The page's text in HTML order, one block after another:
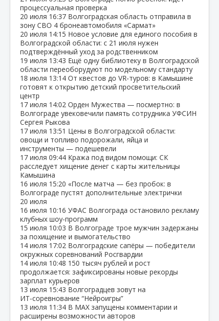
процессуальная проверка
20 июля 16:37 Волгоградская область отправила в
зону СВО 4 бронеавтомобиля «Сармат»
20 июля 14:15 Новое условие для единого пособия в
Волгоградской области: с 21 июля нужен
подтверждённый уход за родственником
19 июля 13:43 Ещё одну библиотеку в Волгоградской
области переоборудуют по модельному стандарту
18 июля 13:14 От квестов до VR‑туров: в Камышине
готовят к открытию детский просветительский
центр
17 июля 14:02 Орден Мужества — посмертно: в
Волгограде увековечили память сотрудника УФСИН
Сергея Рыкова
17 июля 13:51 Цены в Волгоградской области:
овощи и топливо подорожали, яйца и
инструменты — подешевели
17 июля 09:44 Кража под видом помощи: СК
расследует хищение денег с карты жительницы
Камышина
16 июля 15:20 «После матча — без пробок: в
Волгограде пустят дополнительные электрички
20 июля
16 июля 10:16 УФАС Волгограда остановило рекламу
клубных шоу‑программ
15 июля 10:03 В Волгограде трое мужчин задержаны
за похищение и вымогательство
14 июля 17:02 Волгоградские сапёры — победители
окружных соревнований Росгвардии
14 июля 10:48 150 тысяч рублей и рост
продолжается: зафиксированы новые рекорды
зарплат курьеров
13 июля 15:43 Волгоградцев зовут на
ИТ‑соревнование “Нейроигры”
13 июля 11:34 В МАХ запущены комментарии и
расширены возможности авторов